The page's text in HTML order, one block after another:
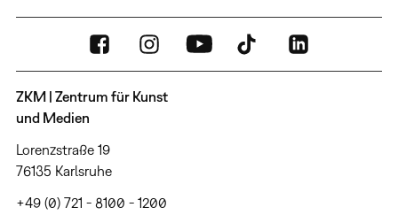
ZKM | Zentrum für Kunst
und Medien
Lorenzstraße 19
76135 Karlsruhe
+49 (0) 721 - 8100 - 1200